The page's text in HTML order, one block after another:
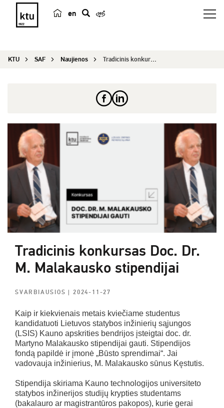
en
e
KTU SAF Naujienos Tradicinis konkursas Doc. Dr. M. Malakausko stip...
Tradicinis konkursas Doc. Dr.
M. Malakausko stipendijai
SVARBIAUSIOS | 2024-11-27
Kaip ir kiekvienais metais kviečiame studentus
kandidatuoti Lietuvos statybos inžinierių sąjungos
(LSIS) Kauno apskrities bendrijos įsteigtai doc. dr.
Martyno Malakausko stipendijai gauti. Stipendijos
fondą papildė ir įmonė „Būsto sprendimai“. Jai
vadovauja inžinierius, M. Malakausko sūnus Kęstutis.
Stipendija skiriama Kauno technologijos universiteto
statybos inžinerijos studijų krypties studentams
(bakalauro ar magistrantūros pakopos), kurie gerai